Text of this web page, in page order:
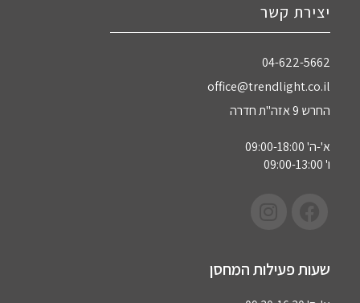
יצירת קשר
04-622-5662‏
office@trendlight.co.il
החרש 9 אזה"ת חדרה
א'-ה' 09:00-18:00
ו' 09:00-13:00
שעות פעילות המחסן